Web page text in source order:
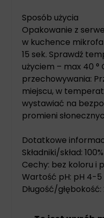
Sposób użycia
Opakowanie z
w kuchence
15 sek. Sprawdź
użyciem – max 40 °
przechowywania:
miejscu, w
wystawiać na
promieni
Dotatkowe
Składniki/skład:
Cechy: bez koloru i
Wartość pH: pH 4-5
Długość/